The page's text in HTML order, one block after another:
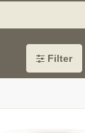
Filter